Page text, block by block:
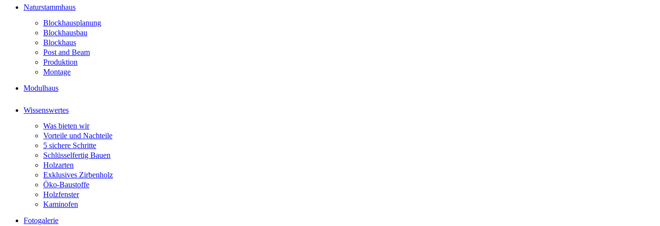
Naturstammhaus
Blockhausplanung
Blockhausbau
Blockhaus
Post and Beam
Produktion
Montage
Modulhaus
Wissenswertes
Was bieten wir
Vorteile und Nachteile
5 sichere Schritte
Schlüsselfertig Bauen
Holzarten
Exklusives Zirbenholz
Öko-Baustoffe
Holzfenster
Kaminofen
Fotogalerie